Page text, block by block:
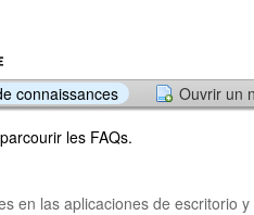
connaissances
Ouvrir un
les FAQs.
en las aplicaciones de escritorio